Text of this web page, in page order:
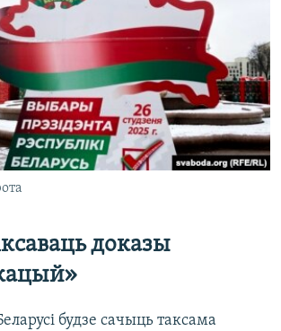
доказы
будзе сачыць таксама